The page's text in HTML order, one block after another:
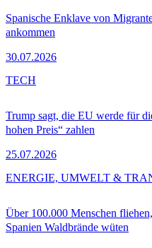
Spanische Enklave von
ankommen
30.07.2026
Trump sagt, die EU werde für
hohen Preis“ zahlen
25.07.2026
TECH
Über 100.000 Menschen
Spanien Waldbrände wüten
ENERGIE, UMWELT &